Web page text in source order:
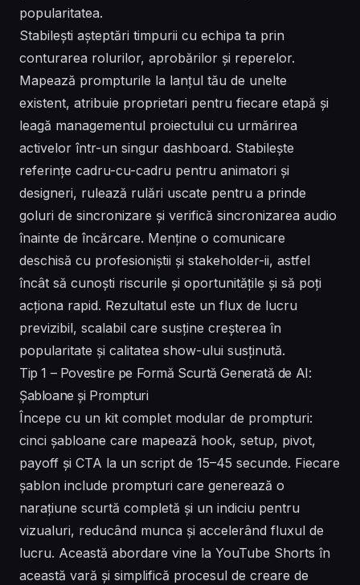
popularitatea.
Stabilești așteptări timpurii cu echipa ta prin
conturarea rolurilor, aprobărilor și reperelor.
Mapează prompturile la lanțul tău de unelte
existent, atribuie proprietari pentru fiecare etapă și
leagă managementul proiectului cu urmărirea
activelor într-un singur dashboard. Stabilește
referințe cadru-cu-cadru pentru animatori și
designeri, rulează rulări uscate pentru a prinde
goluri de sincronizare și verifică sincronizarea audio
înainte de încărcare. Menține o comunicare
deschisă cu profesioniștii și stakeholder-ii, astfel
încât să cunoști riscurile și oportunitățile și să poți
acționa rapid. Rezultatul este un flux de lucru
previzibil, scalabil care susține creșterea în
popularitate și calitatea show-ului susținută.
Tip 1 – Povestire pe Formă Scurtă Generată de AI:
Șabloane și Prompturi
Începe cu un kit complet modular de prompturi:
cinci șabloane care mapează hook, setup, pivot,
payoff și CTA la un script de 15–45 secunde. Fiecare
șablon include prompturi care generează o
narațiune scurtă completă și un indiciu pentru
vizualuri, reducând munca și accelerând fluxul de
lucru. Această abordare vine la YouTube Shorts în
această vară și simplifică procesul de creare de